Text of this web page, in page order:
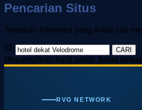
Pencarian Situs
Temukan informasi yang Anda cari
CARI
Menampilkan hasil untuk: hotel
RVG NETWORK